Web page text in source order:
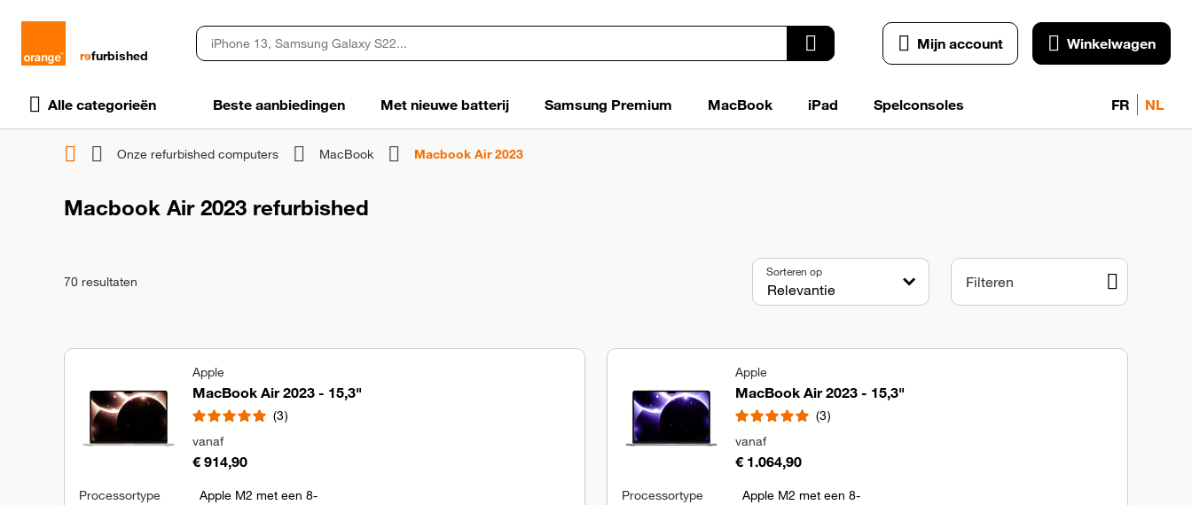
rɘfurbished
Mijn account Winkelwagen
Alle categorieën Beste aanbiedingen Met nieuwe batterij Samsung Premium MacBook iPad Spelconsoles FR NL
Onze refurbished computers MacBook Macbook Air 2023
Macbook Air 2023 refurbished
70 resultaten
Sorteren op
Filteren
Apple
MacBook Air 2023 - 15,3"
3
vanaf
€ 914,90
Processortype
Apple M2 met een 8-
Apple
MacBook Air 2023 - 15,3"
3
vanaf
€ 1.064,90
Processortype
Apple M2 met een 8-